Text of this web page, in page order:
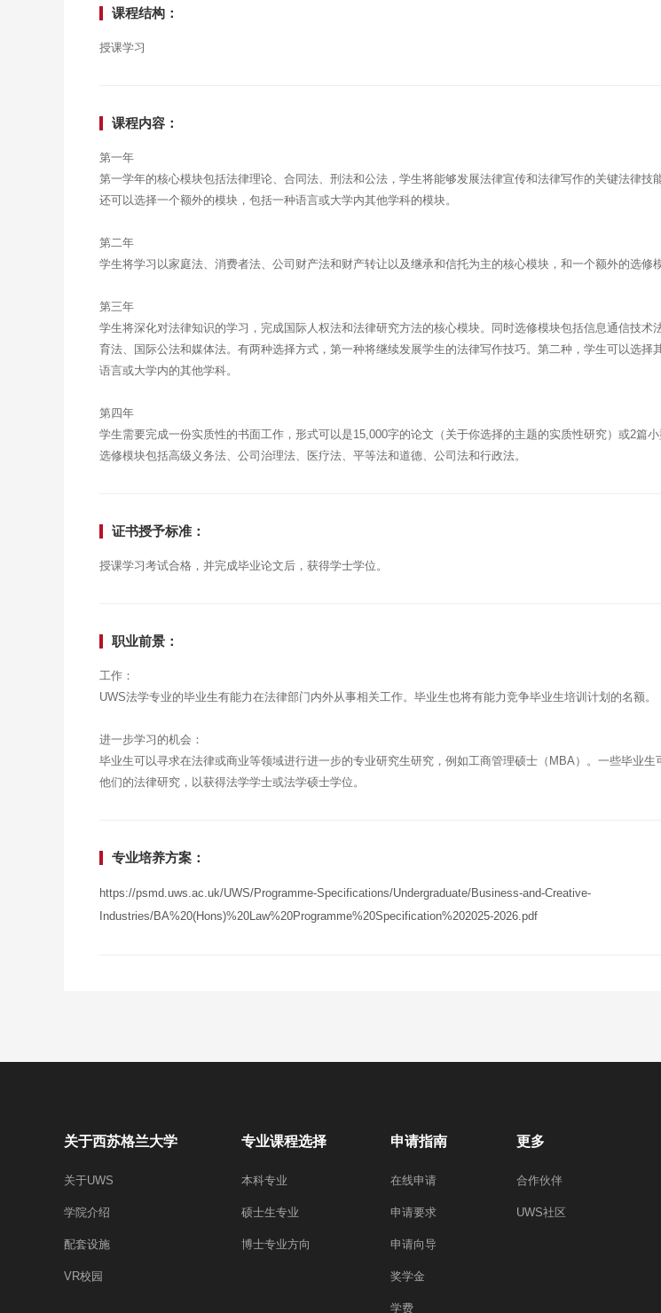
课程结构：
授课学习
课程内容：
第一年
第一学年的核心模块包括法律理论、合同法、刑法和公法，学生将能够发展法律宣传和法律写作的关键法律技
还可以选择一个额外的模块，包括一种语言或大学内其他学科的模块。
第二年
学生将学习以家庭法、消费者法、公司财产法和财产转让以及继承和信托为主的核心模块，和一个额外的选修模
第三年
学生将深化对法律知识的学习，完成国际人权法和法律研究方法的核心模块。同时选修模块包括信息通信技术
育法、国际公法和媒体法。有两种选择方式，第一种将继续发展学生的法律写作技巧。第二种，学生可以选择
语言或大学内的其他学科。
第四年
学生需要完成一份实质性的书面工作，形式可以是15,000字的论文（关于你选择的主题的实质性研究）或2篇
选修模块包括高级义务法、公司治理法、医疗法、平等法和道德、公司法和行政法。
证书授予标准：
授课学习考试合格，并完成毕业论文后，获得学士学位。
职业前景：
工作：
UWS法学专业的毕业生有能力在法律部门内外从事相关工作。毕业生也将有能力竞争毕业生培训计划的名额。
进一步学习的机会：
毕业生可以寻求在法律或商业等领域进行进一步的专业研究生研究，例如工商管理硕士（MBA）。一些毕业生
他们的法律研究，以获得法学学士或法学硕士学位。
专业培养方案：
https://psmd.uws.ac.uk/UWS/Programme-Specifications/Undergraduate/Business-and-Creative-
Industries/BA%20(Hons)%20Law%20Programme%20Specification%202025-2026.pdf
关于西苏格兰大学
关于UWS
学院介绍
配套设施
VR校园
专业课程选择
本科专业
硕士生专业
博士专业方向
申请指南
在线申请
申请要求
申请向导
奖学金
学费
更多
合作伙伴
UWS社区